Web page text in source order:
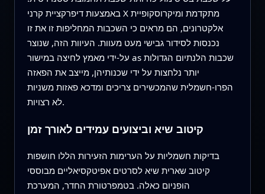
באמצעות דיפרקציית קרני X מתקדמת ומיקרוסקופיית
אלקטרונים, הם מראים כי השכבות המחליפות זו את זו
נכנסות לסידור גבישי מעט מעוות. העיוות הזה, שנוצר
על‑ידי מאמץ לחיצה במישור as שכבות הלנתיום הגדולות
יותר נלחצות על ידי שכנותיהן, מייצב את הפאזה
הפרו‑חשמלית שהמכשירים צריכים ומדכא פאזות משניות
לא רצויות.
קיטוב שיא וביצועים עמידים לאורך זמן
בדיקות חשמליות על הערימות הזעירות הללו חושפות
קיטוב שארית שיא לסרטים אפיטקסיאליים מבוססי
הופניום כאלה. בטמפרטורת החדר, המערכת